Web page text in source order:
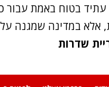
עתיד בטוח באמת
אלא במדינה שמגנה
שדרות